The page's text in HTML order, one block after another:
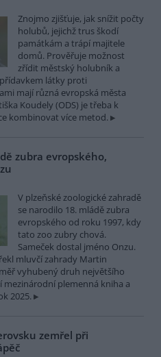
Znojmo zjišťuje, jak snížit počty
holubů, jejichž trus škodí
památkám a trápí majitele
domů. Prověřuje možnost
zřídit městský holubník a
látky proti
mají různá evropská města
Koudely (ODS) je třeba k
kombinovat více metod.
zubra evropského,
V plzeňské zoologické zahradě
se narodilo 18. mládě zubra
evropského od roku 1997, kdy
tato zoo zubry chová.
Sameček dostal jméno Onzu.
mluvčí zahrady Martin
vyhubený druh největšího
mezinárodní plemenná kniha a
2025.
zemřel při